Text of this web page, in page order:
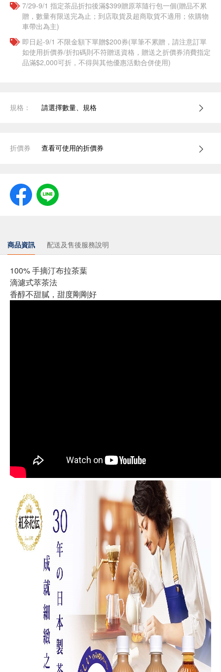
7/29-9/1 指定茶品折扣後滿$399贈原萃隨行包一個​(贈品不累
贈，數量有限送完為止；到店取貨及超商取貨不適用；依購物
車帶出為主)
即日起-9/1 不限金額下單贈$200券(單筆不累贈，請注意訂單
如使用折價券/折扣碼則不符贈送資格，贈送之折價券消費指定
品滿$2,000可折，不得與其他優惠活動合併使用)
規格： 請選擇數量、規格
折價券 查看可使用的折價券
商品資訊 配送及售後服務說明
100% 手摘汀布拉茶葉
滴濾式萃茶法
香醇不甜膩，甜度剛剛好